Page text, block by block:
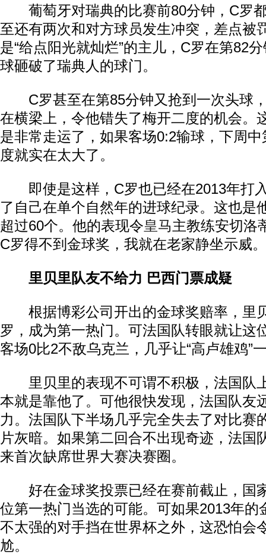
葡萄牙对瑞典的比赛前80分钟，C罗
至还有两次和对方球员发生冲突，差点被
是“给点阳光就灿烂”的主儿，C罗在第82
球砸破了瑞典人的球门。
C罗甚至在第85分钟又抢到一次头球
在横梁上，令他错失了梅开二度的机会。
是非常走运了，如果客场0:2输球，下周
度就实在太大了。
即使是这样，C罗也已经在2013年打
了自己在单个自然年的进球纪录。这也是
超过60个。他的表现令皇马主教练安切洛
C罗得不到金球奖，我就在老家静坐示威
里贝里队友不给力 巴西门票成疑
根据博彩公司开出的金球奖赔率，里
罗，成为第一热门。可法国队转眼就让这
客场0比2不敌乌克兰，几乎让“高卢雄鸡”
里贝里的表现不可谓不积极，法国队
本就是靠他了。可他很快发现，法国队友
力。法国队下半场几乎完全失去了对比赛
片灰暗。如果第二回合不出现奇迹，法国
来首次缺席世界大赛决赛圈。
好在金球奖投票已经在赛前截止，国
位第一热门当选的可能。可如果2013年的
不太强的对手挡在世界杯之外，这恐怕会
尬。